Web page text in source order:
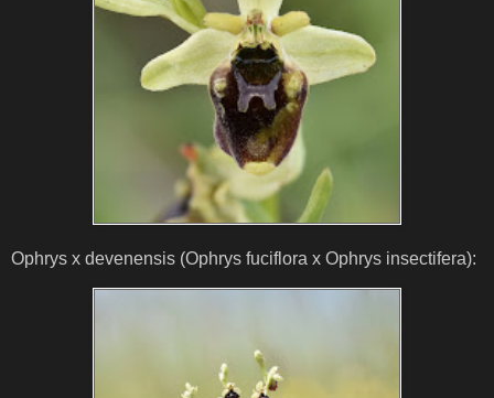
Ophrys x devenensis (Ophrys fuciflora x Ophrys insectifera):